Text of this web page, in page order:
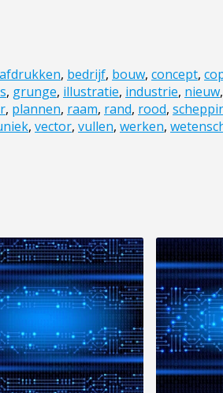
afdrukken, bedrijf, bouw, concept,
, grunge, illustratie, industrie, nieuw,
, plannen, raam, rand, rood,
, vector, vullen, werken,